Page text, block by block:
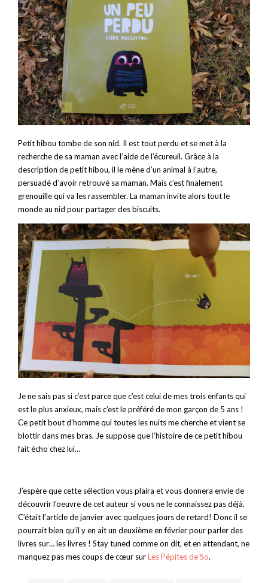
Petit hibou tombe de son nid. Il est tout perdu et se met à la
recherche de sa maman avec l’aide de l’écureuil. Grâce à la
description de petit hibou, il le mène d’un animal à l’autre,
persuadé d’avoir retrouvé sa maman. Mais c’est finalement
grenouille qui va les rassembler. La maman invite alors tout le
monde au nid pour partager des biscuits.
Je ne sais pas si c’est parce que c’est celui de mes trois enfants qui
est le plus anxieux, mais c’est le préféré de mon garçon de 5 ans !
Ce petit bout d’homme qui toutes les nuits me cherche et vient se
blottir dans mes bras. Je suppose que l’histoire de ce petit hibou
fait écho chez lui…
J’espère que cette sélection vous plaira et vous donnera envie de
découvrir l’oeuvre de cet auteur si vous ne le connaissez pas déjà.
C’était l’article de janvier avec quelques jours de retard! Donc il se
pourrait bien qu’il y en ait un deuxième en février pour parler des
livres sur… les livres ! Stay tuned comme on dit, et en attendant, ne
manquez pas mes coups de cœur surLes Pépites de So.